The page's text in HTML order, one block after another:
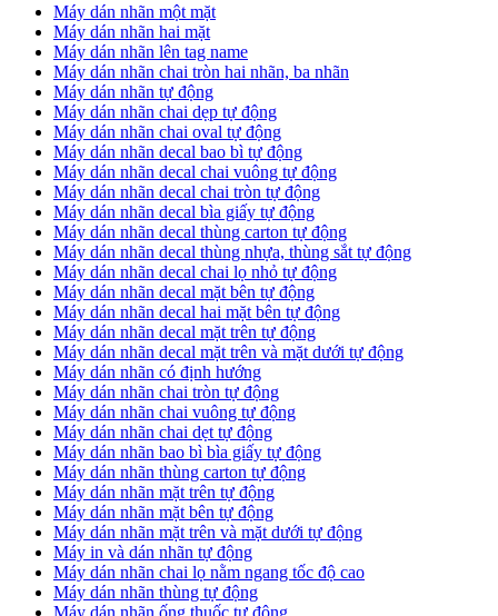
Máy dán nhãn một mặt
Máy dán nhãn hai mặt
Máy dán nhãn lên tag name
Máy dán nhãn chai tròn hai nhãn, ba nhãn
Máy dán nhãn tự động
Máy dán nhãn chai dẹp tự động
Máy dán nhãn chai oval tự động
Máy dán nhãn decal bao bì tự động
Máy dán nhãn decal chai vuông tự động
Máy dán nhãn decal chai tròn tự động
Máy dán nhãn decal bìa giấy tự động
Máy dán nhãn decal thùng carton tự động
Máy dán nhãn decal thùng nhựa, thùng sắt tự động
Máy dán nhãn decal chai lọ nhỏ tự động
Máy dán nhãn decal mặt bên tự động
Máy dán nhãn decal hai mặt bên tự động
Máy dán nhãn decal mặt trên tự động
Máy dán nhãn decal mặt trên và mặt dưới tự động
Máy dán nhãn có định hướng
Máy dán nhãn chai tròn tự động
​Máy dán nhãn chai vuông tự động
​Máy dán nhãn chai dẹt tự động
​Máy dán nhãn bao bì bìa giấy tự động
Máy dán nhãn thùng carton tự động
​Máy dán nhãn mặt trên tự động
​Máy dán nhãn mặt bên tự động
​Máy dán nhãn mặt trên và mặt dưới tự động
Máy in và dán nhãn tự động
Máy dán nhãn chai lọ nằm ngang tốc độ cao
​Máy dán nhãn thùng tự động
Máy dán nhãn ống thuốc tự động